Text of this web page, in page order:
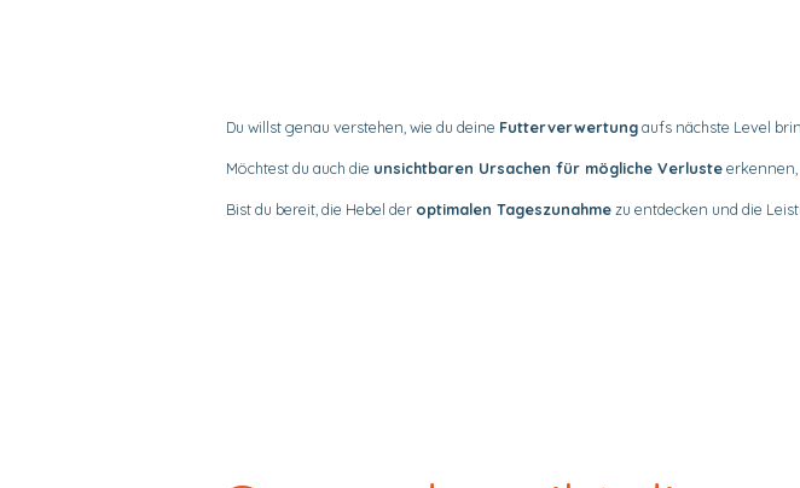
Du willst genau verstehen, wie du deine Futterverwertungaufs nächste Level
Möchtest du auch die unsichtbaren Ursachen für mögliche Verluste
Bist du bereit, die Hebel der optimalen Tageszunahmezu entdecken und die